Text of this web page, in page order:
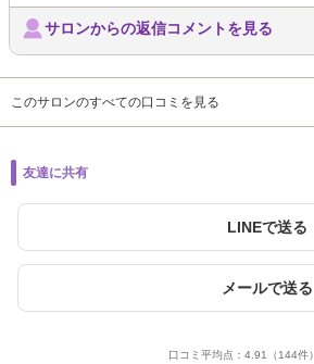
サロンからの返信コメントを見る
このサロンのすべての口コミを見る
友達に共有
LINEで送る
メールで送る
口コミ平均点： 4.91 （144件）